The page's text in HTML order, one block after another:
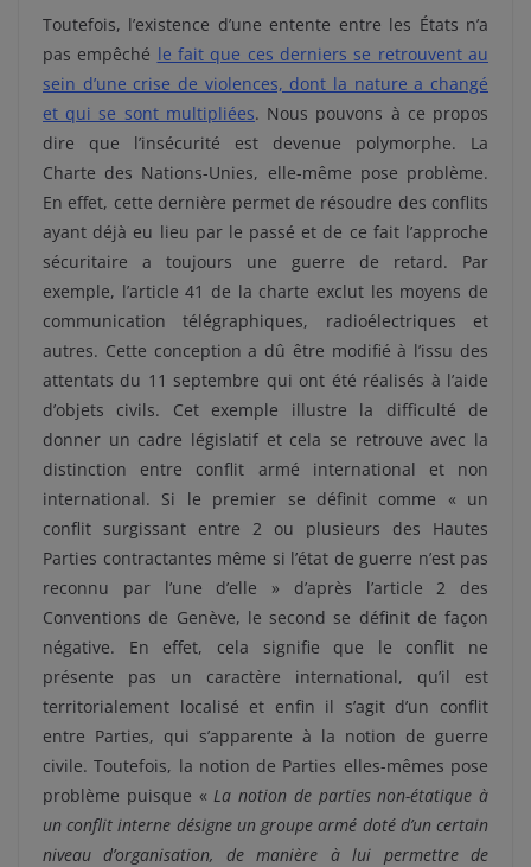
Toutefois, l’existence d’une entente entre les États n’a
pas empêché le fait que ces derniers se retrouvent au
sein d’une crise de violences, dont la nature a changé
et qui se sont multipliées. Nous pouvons à ce propos
dire que l’insécurité est devenue polymorphe. La
Charte des Nations-Unies, elle-même pose problème.
En effet, cette dernière permet de résoudre des conflits
ayant déjà eu lieu par le passé et de ce fait l’approche
sécuritaire a toujours une guerre de retard. Par
exemple, l’article 41 de la charte exclut les moyens de
communication télégraphiques, radioélectriques et
autres. Cette conception a dû être modifié à l’issu des
attentats du 11 septembre qui ont été réalisés à l’aide
d’objets civils. Cet exemple illustre la difficulté de
donner un cadre législatif et cela se retrouve avec la
distinction entre conflit armé international et non
international. Si le premier se définit comme « un
conflit surgissant entre 2 ou plusieurs des Hautes
Parties contractantes même si l’état de guerre n’est pas
reconnu par l’une d’elle » d’après l’article 2 des
Conventions de Genève, le second se définit de façon
négative. En effet, cela signifie que le conflit ne
présente pas un caractère international, qu’il est
territorialement localisé et enfin il s’agit d’un conflit
entre Parties, qui s’apparente à la notion de guerre
civile. Toutefois, la notion de Parties elles-mêmes pose
problème puisque « La notion de parties non-étatique à
un conflit interne désigne un groupe armé doté d’un certain
niveau d’organisation, de manière à lui permettre de